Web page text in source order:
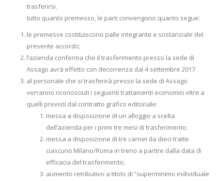
trasferirsi.
tutto quanto premesso, le parti convengono quanto segue:
le premesse costituiscono palle integrante e sostanziale del
presente accordo;
l’azienda conferma che il trasferimento presso la sede di
Assago avrà effetto con decorrenza dal 4 settembre 2017
al personale che si trasferirà presso la sede di Assago
verranno riconosciuti i seguenti trattamenti economici oltre a
quelli previsti dal contratto grafico editoriale:
messa a disposizione di un alloggio a scelta
dell’azienda per i primi tre mesi di trasferimento;
messa a disposizione di tre carnet da dieci tratte
ciascuno Milano/Roma in treno a partire dalla data di
efficacia del trasferimento;
aumento retributivo a titolo di “superminimo individuale